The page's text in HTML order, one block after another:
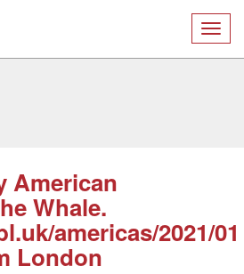
American
Whale.
americas/2021/01
London